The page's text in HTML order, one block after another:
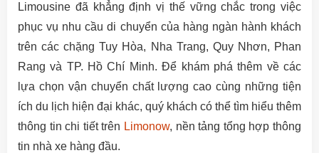
Limousine đã khẳng định vị thế vững chắc trong việc
phục vụ nhu cầu di chuyển của hàng ngàn hành khách
trên các chặng Tuy Hòa, Nha Trang, Quy Nhơn, Phan
Rang và TP. Hồ Chí Minh. Để khám phá thêm về các
lựa chọn vận chuyển chất lượng cao cùng những tiện
ích du lịch hiện đại khác, quý khách có thể tìm hiểu thêm
thông tin chi tiết trên Limonow, nền tảng tổng hợp thông
tin nhà xe hàng đầu.